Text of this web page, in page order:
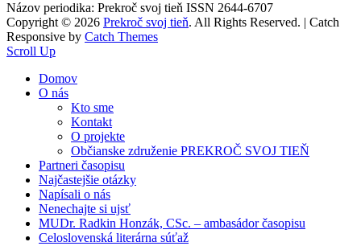
Názov periodika: Prekroč svoj tieň ISSN 2644-6707
Copyright © 2026 Prekroč svoj tieň. All Rights Reserved. | Catch
Responsive by Catch Themes
Scroll Up
Domov
O nás
Kto sme
Kontakt
O projekte
Občianske združenie PREKROČ SVOJ TIEŇ
Partneri časopisu
Najčastejšie otázky
Napísali o nás
Nenechajte si ujsť
MUDr. Radkin Honzák, CSc. – ambasádor časopisu
Celoslovenská literárna súťaž